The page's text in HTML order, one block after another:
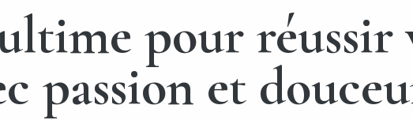
pour
passion et